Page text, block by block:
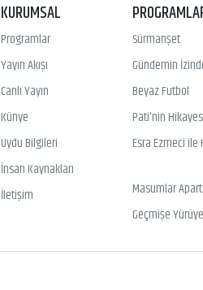
KURUMSAL
Programlar
Yayın Akışı
Canlı Yayın
Künye
Uydu Bilgileri
İnsan Kaynakları
İletişim
Sürmanşet
Gündemin
Beyaz Futbol
Pati'nin
Esra Ezmeci ile
Masumlar
Geçmişe